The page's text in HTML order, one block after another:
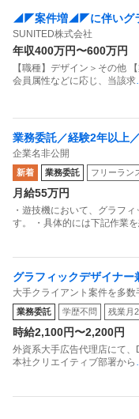
◢◤案件増◢◤に伴いグラ
SUNITED株式会社
年収400万円〜600万円
【職種】デザイン＞その他
会員属性などに応じ、当該求
業務委託／経験2年以上
ランス
企業名非公開
新着 業務委託 フリーラン
月給55万円
・遊技機において、グラフ
す。 ・具体的には下記作業
グラフィックデザイナ
大手クライアント案件を多
業務委託 学歴不問 残業月
時給2,100円〜2,200円
外資系大手広告代理店にて
本社クリエイティブ部署から